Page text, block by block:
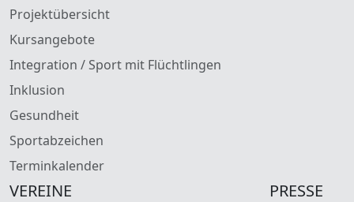
Projektübersicht
Kursangebote
Integration / Sport mit Flüchtlingen
Inklusion
Gesundheit
Sportabzeichen
Terminkalender
VEREINE PRESSE